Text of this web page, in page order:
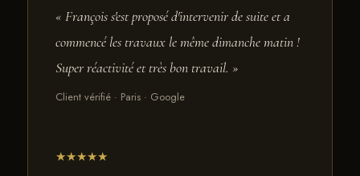
« François s'est proposé d'intervenir de suite et a
commencé les travaux le même dimanche matin !
Super réactivité et très bon travail. »
Client vérifié · Paris · Google
★★★★★